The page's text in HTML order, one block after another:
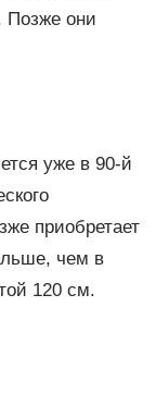
Позже они
уже в 90-й
приобретает
чем в
120 см.